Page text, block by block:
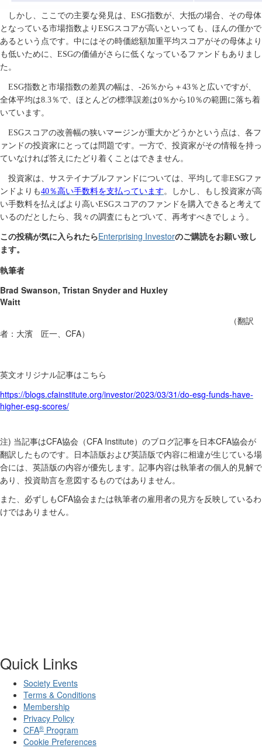
しかし、ここでの主要な発見は、 ESG指数が、大抵の場合、その母体
となっている市場指数より ESGスコアが高いといっても、ほんの僅かで
あるという点です。中にはその時価総額加重平均スコアがその母体より
も低いために、 ESGの価値がさらに低くなっているファンドもありまし
た。
ESG指数と市場指数の差異の幅は、 -26％から＋ 43％と広いですが、
全体平均は8.3％で、ほとんどの標準誤差は0％から 10％の範囲に落ち着
いています。
ESGスコアの改善幅の狭いマージンが重大かどうかという点は、各フ
ァンドの投資家にとっては問題です。一方で、投資家がその情報を持っ
ていなければ答えにたどり着くことはできません。
投資家は、サステイナブルファンドについては、平均して非ESGファ
ンドよりも40％高い手数料を支払っています 。しかし、もし投資家が高
い手数料を払えばより高いESGスコアのファンドを購入できると考えて
いるのだとしたら、我々の調査にもとづいて、再考すべきでしょう。
この投稿が気に入られたらEnterprising Investorのご購読をお願い致し
ます。
執筆者
Brad Swanson, Tristan Snyder and Huxley
Waitt
（翻訳
者 ： 大濱 匠一、 CFA）
英文オリジナル記事はこちら
https://blogs.cfainstitute.org/investor/2023/03/31/do-esg-funds-have-
higher-esg-scores/
注) 当記事はCFA協会（CFA Institute）のブログ記事を日本CFA協会が
翻訳したものです。日本語版および英語版で内容に相違が生じている場
合には、英語版の内容が優先します。記事内容は執筆者の個人的見解で
あり、投資助言を意図するものではありません。
また、必ずしもCFA協会または執筆者の雇用者の見方を反映しているわ
けではありません。
Quick Links
Society Events
Terms & Conditions
Membership
Privacy Policy
CFA® Program
Cookie Preferences